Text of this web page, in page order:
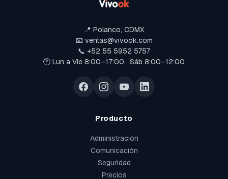
📍 Polanco, CDMX
📧 ventas@vivook.com
📞 +52 55 5952 5757
🕐 Lun a Vie 8:00–17:00 · Sáb 8:00–12:00
Producto
Administración
Comunicación
Seguridad
Precios